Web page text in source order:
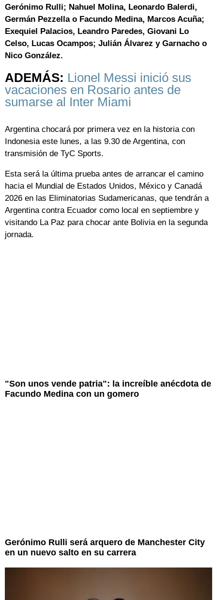
Gerónimo Rulli; Nahuel Molina, Leonardo Balerdi,
Germán Pezzella o Facundo Medina, Marcos Acuña;
Exequiel Palacios, Leandro Paredes, Giovani Lo
Celso, Lucas Ocampos; Julián Álvarez y Garnacho o
Nico González.
ADEMÁS: Lionel Messi inició sus
vacaciones en Rosario antes de
sumarse al Inter Miami
Argentina chocará por primera vez en la historia con
Indonesia este lunes, a las 9.30 de Argentina, con
transmisión de TyC Sports.
Esta será la última prueba antes de arrancar el camino
hacia el Mundial de Estados Unidos, México y Canadá
2026 en las Eliminatorias Sudamericanas, que tendrán a
Argentina contra Ecuador como local en septiembre y
visitando La Paz para chocar ante Bolivia en la segunda
jornada.
"Son unos vende patria": la increíble anécdota de
Facundo Medina con un gomero
Gerónimo Rulli será arquero de Manchester City
en un nuevo salto en su carrera